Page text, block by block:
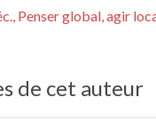
Penser global, agir
de cet auteur